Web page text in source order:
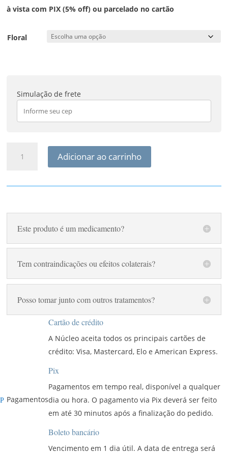
através
à vista com PIX (5% off) ou parcelado no cartão
Floral
Simulação de frete
Controller
Adicionar ao carrinho
Este produto é um medicamento?
Tem contraindicações ou efeitos colaterais?
Posso tomar junto com outros tratamentos?
P Pagamentos
Cartão de crédito
A Núcleo aceita todos os principais cartões de
crédito: Visa, Mastercard, Elo e American Express.
Pix
Pagamentos em tempo real, disponível a qualquer
dia ou hora. O pagamento via Pix deverá ser feito
em até 30 minutos após a finalização do pedido.
Boleto bancário
Vencimento em 1 dia útil. A data de entrega será